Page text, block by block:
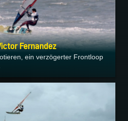
Fernandez
ein verzögerter Frontloop